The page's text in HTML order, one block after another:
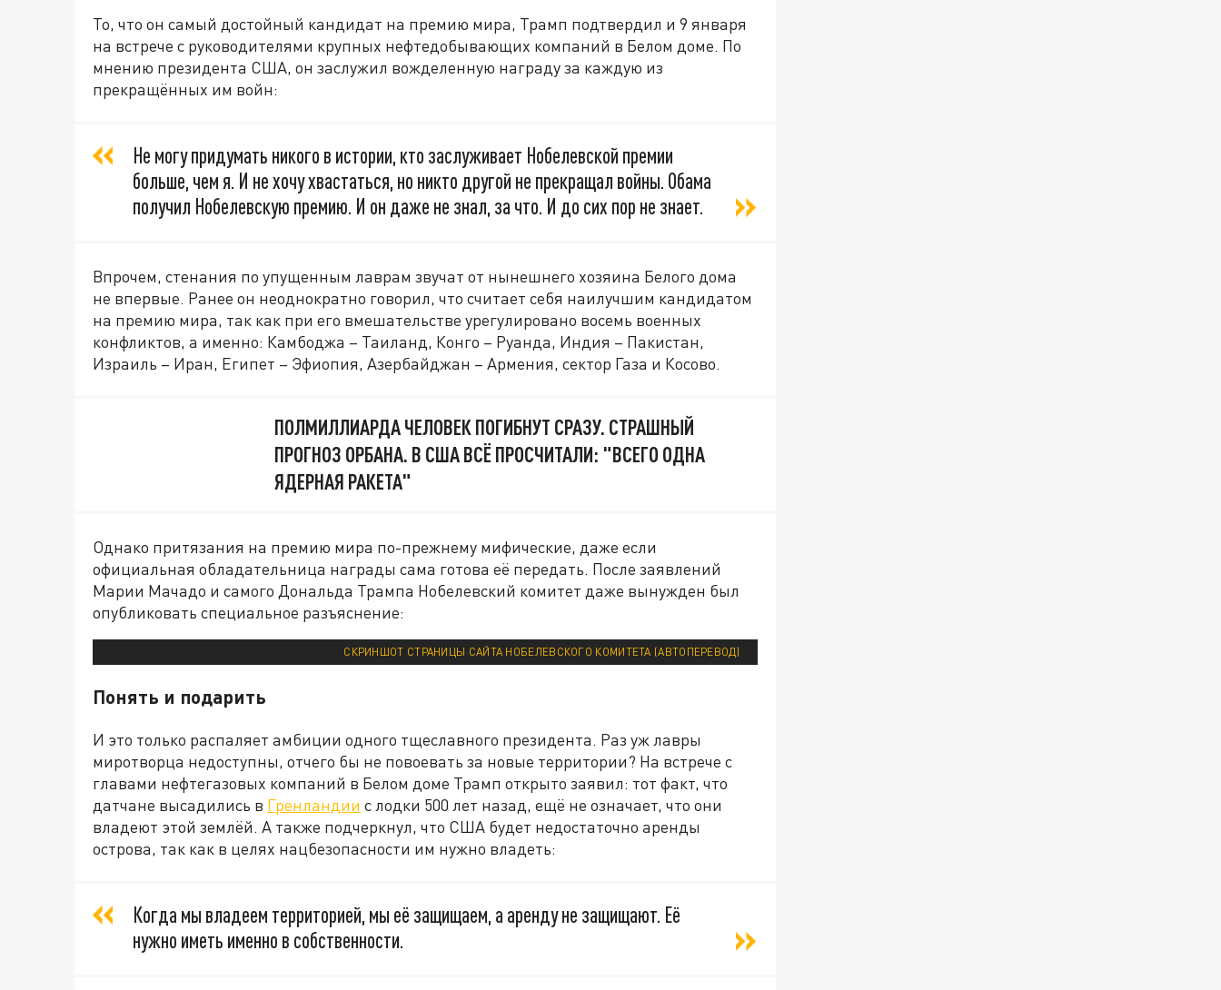
То, что он самый достойный кандидат на премию мира, Трамп подтвердил и 9 января
на встрече с руководителями крупных нефтедобывающих компаний в Белом доме. По
мнению президента США, он заслужил вожделенную награду за каждую из
прекращённых им войн:
Не могу придумать никого в истории, кто заслуживает Нобелевской премии
больше, чем я. И не хочу хвастаться, но никто другой не прекращал войны. Обама
получил Нобелевскую премию. И он даже не знал, за что. И до сих пор не знает.
Впрочем, стенания по упущенным лаврам звучат от нынешнего хозяина Белого дома
не впервые. Ранее он неоднократно говорил, что считает себя наилучшим кандидатом
на премию мира, так как при его вмешательстве урегулировано восемь военных
конфликтов, а именно: Камбоджа – Таиланд, Конго – Руанда, Индия – Пакистан,
Израиль – Иран, Египет – Эфиопия, Азербайджан – Армения, сектор Газа и Косово.
ПОЛМИЛЛИАРДА ЧЕЛОВЕК ПОГИБНУТ СРАЗУ. СТРАШНЫЙ
ПРОГНОЗ ОРБАНА. В США ВСЁ ПРОСЧИТАЛИ: "ВСЕГО ОДНА
ЯДЕРНАЯ РАКЕТА"
Однако притязания на премию мира по-прежнему мифические, даже если
официальная обладательница награды сама готова её передать. После заявлений
Марии Мачадо и самого Дональда Трампа Нобелевский комитет даже вынужден был
опубликовать специальное разъяснение:
СКРИНШОТ СТРАНИЦЫ САЙТА НОБЕЛЕВСКОГО КОМИТЕТА (АВТОПЕРЕВОД)
Понять и подарить
И это только распаляет амбиции одного тщеславного президента. Раз уж лавры
миротворца недоступны, отчего бы не повоевать за новые территории? На встрече с
главами нефтегазовых компаний в Белом доме Трамп открыто заявил: тот факт, что
датчане высадились в Гренландии с лодки 500 лет назад, ещё не означает, что они
владеют этой землёй. А также подчеркнул, что США будет недостаточно аренды
острова, так как в целях нацбезопасности им нужно владеть:
Когда мы владеем территорией, мы её защищаем, а аренду не защищают. Её
нужно иметь именно в собственности.